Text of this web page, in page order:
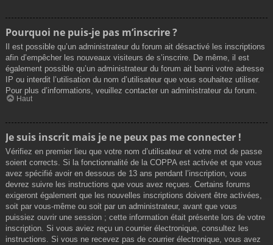
Pourquoi ne puis-je pas m’inscrire ?
Il est possible qu’un administrateur du forum ait désactivé les inscriptions
afin d’empêcher les nouveaux visiteurs de s’inscrire. De même, il est
également possible qu’un administrateur du forum ait banni votre adresse
IP ou interdit l’utilisation du nom d’utilisateur que vous souhaitez utiliser.
Pour plus d’informations, veuillez contacter un administrateur du forum.
Haut
Je suis inscrit mais je ne peux pas me connecter !
Vérifiez en premier lieu que votre nom d’utilisateur et votre mot de passe
soient corrects. Si la fonctionnalité de la COPPA est activée et que vous
avez spécifié avoir en dessous de 13 ans pendant l’inscription, vous
devrez suivre les instructions que vous avez reçues. Certains forums
exigeront également que les nouvelles inscriptions doivent être activées,
soit par vous-même ou soit par un administrateur, avant que vous
puissiez ouvrir une session ; cette information était présente lors de votre
inscription. Si vous aviez reçu un courrier électronique, consultez les
instructions. Si vous ne recevez pas de courrier électronique, vous avez